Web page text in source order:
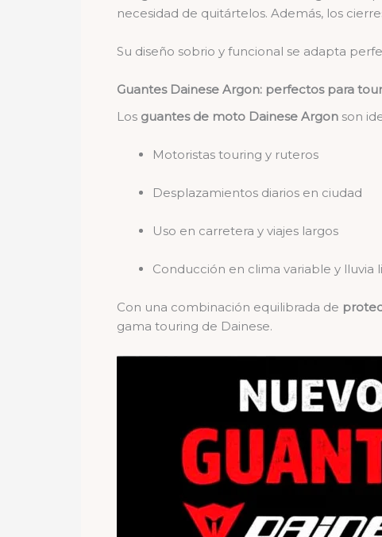
necesidad de quitártelos. Además, los
Su diseño sobrio y funcional se adapta
Guantes Dainese Argon: perfectos para
Los guantes de moto Dainese Argon son
Motoristas touring y ruteros
Desplazamientos diarios en ciudad
Uso en carretera y viajes largos
Conducción en clima variable y lluvia
Con una combinación equilibrada de
gama touring de Dainese.